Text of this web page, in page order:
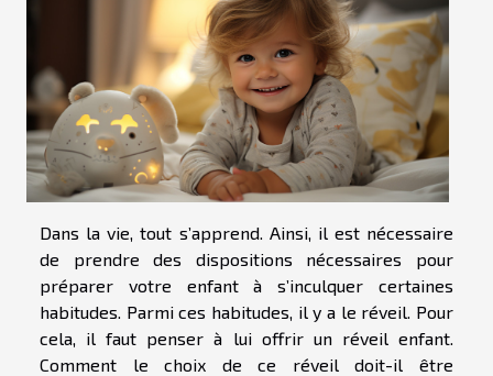
Dans la vie, tout s’apprend. Ainsi, il est nécessaire
de prendre des dispositions nécessaires pour
préparer votre enfant à s’inculquer certaines
habitudes. Parmi ces habitudes, il y a le réveil. Pour
cela, il faut penser à lui offrir un réveil enfant.
Comment le choix de ce réveil doit-il être